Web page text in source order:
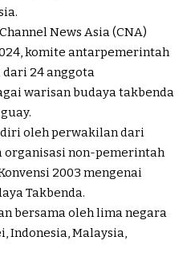
.
News Asia (CNA)
komite antarpemerintah
dari 24 anggota
warisan budaya takbenda
oleh perwakilan dari
organisasi non-pemerintah
2003 mengenai
Takbenda.
bersama oleh lima negara
Indonesia, Malaysia,